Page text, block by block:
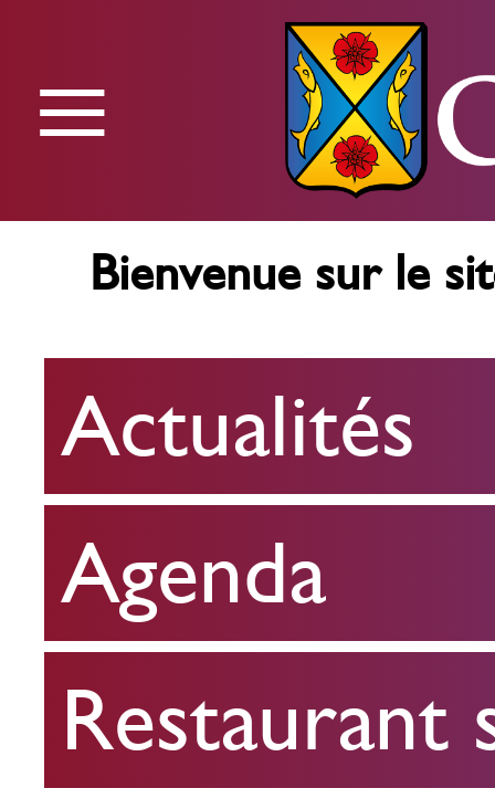
Menu
Actualités
Agenda
Restaurant
scolaire
Restaurant
≡
Bienvenue sur le
Actualités
Agenda
Restaurant